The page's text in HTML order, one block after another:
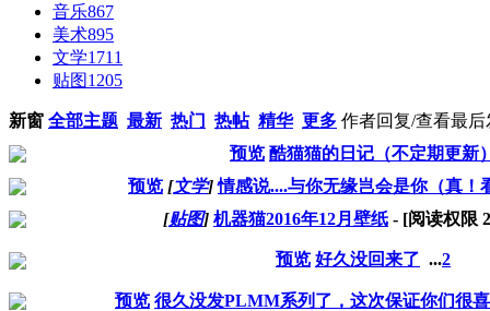
音乐867
美术895
文学1711
贴图1205
新窗 全部主题 最新 热门 热帖 精华 更多 作者回复/查看最后
预览 酷猫猫的日记（不定期更新
预览 [文学] 情感说....与你无缘岂会是你（真！
[贴图] 机器猫2016年12月壁纸 - [阅读权限
预览 好久没回来了 ...2
预览 很久没发PLMM系列了，这次保证你们很